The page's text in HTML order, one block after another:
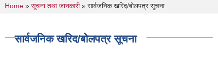
You are here
Home » सूचना तथा जानकारी» सार्वजनिक खरिद/बोलपत्र सूचना
सार्वजनिक खरिद/बोलपत्र सूचना